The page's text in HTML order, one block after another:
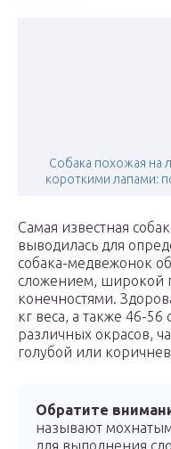
Собака похожая на
короткими лапами:
Самая известная
выводилась для
собака-медвежонок
сложением, широкой
конечностями.
кг веса, а также 46-56
различных окрасов,
голубой или
Обратите
называют
для выполнения